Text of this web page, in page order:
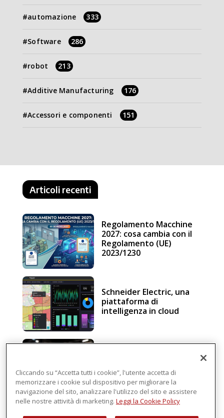
automazione 333
Software 286
robot 213
Additive Manufacturing 176
Accessori e componenti 151
Articoli recenti
Regolamento Macchine
2027: cosa cambia con il
Regolamento (UE)
2023/1230
Schneider Electric, una
piattaforma di
intelligenza in cloud
Regolamento macchine
Cliccando su “Accetta tutti i cookie”, l'utente accetta di
memorizzare i cookie sul dispositivo per migliorare la
navigazione del sito, analizzare l'utilizzo del sito e assistere
nelle nostre attività di marketing. Leggi la Cookie Policy